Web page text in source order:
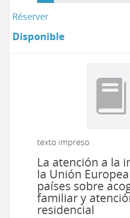
Réserver
Disponible
texto impreso
La atención a la
la Unión
países sobre
familiar y
residencial